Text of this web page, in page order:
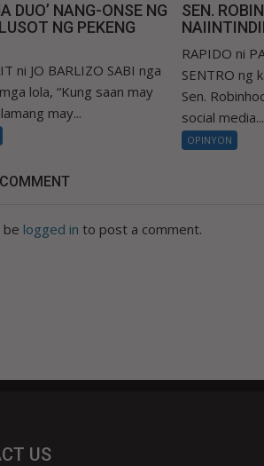
DUO’ NANG-ONSE NG
NG PEKENG
ni JO BARLIZO SABI nga
lola, “Kung saan may
may...
SEN.
RAPIDO ni
SENTRO ng
Sen.
social media...
OPINYON
be logged in to post a comment.
US